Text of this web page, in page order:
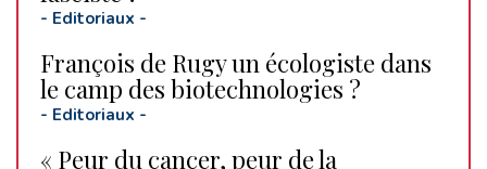
- Editoriaux -
François de Rugy un écologiste dans
le camp des biotechnologies ?
- Editoriaux -
« Peur du cancer, peur de la